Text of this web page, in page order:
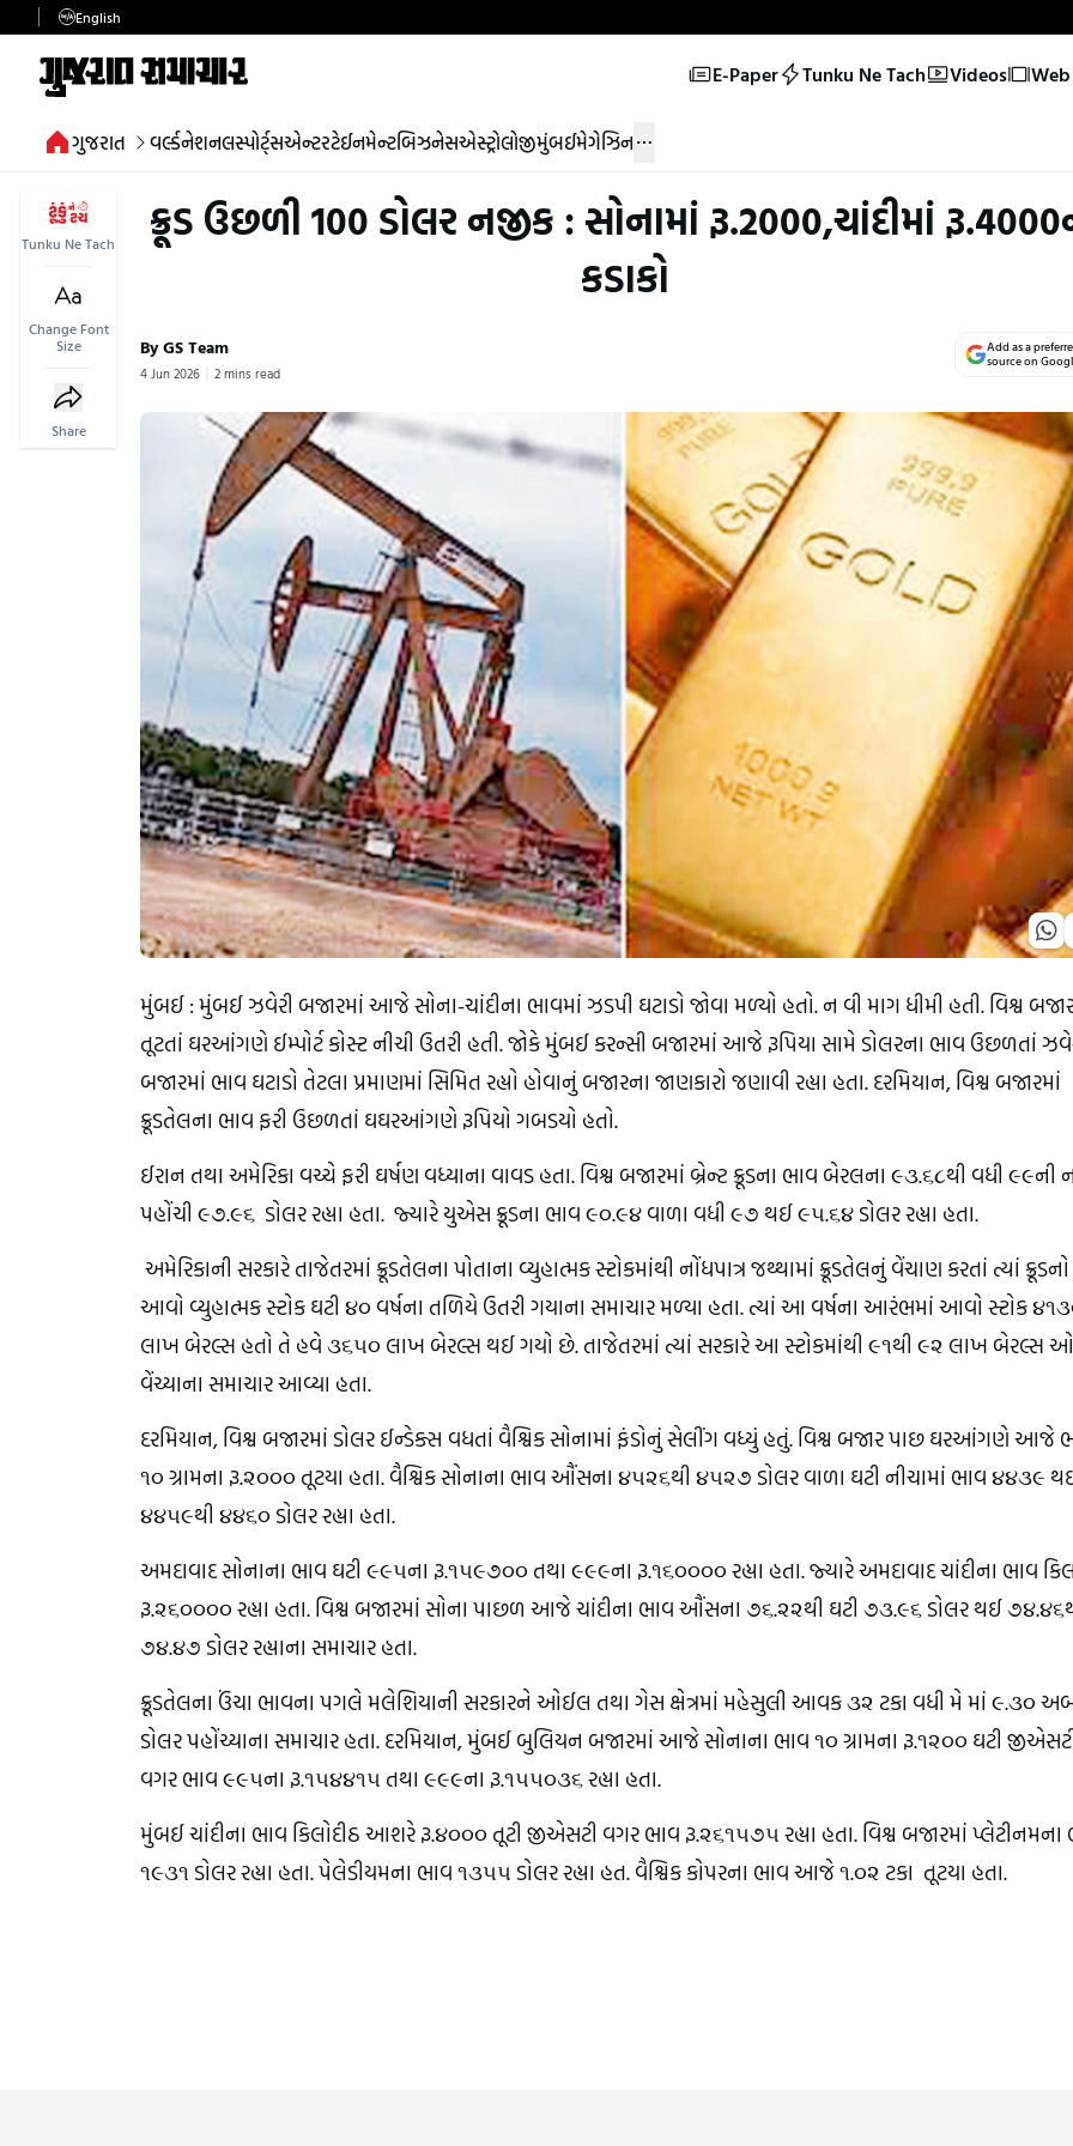
English
E-Paper Tunku Ne Tach Videos
ગુજરાત વર્લ્ડનેશનલસ્પોર્ટ્સએન્ટરટેઈનમેન્ટબિઝનેસએસ્ટ્રોલોજીમુંબઈમેગેઝિન
Tunku Ne Tach
Change Font
Size
Share
ક્રૂડ ઉછળી 100 ડોલર નજીક : સોનામાં રૂ.2000,ચાંદીમાં
કડાકો
By GS Team
4 Jun 2026 2 mins read
Add as a
source on
મુંબઈ : મુંબઈ ઝવેરી બજારમાં આજે સોના-ચાંદીના ભાવમાં ઝડપી ઘટાડો જોવા મળ્યો હતો. ન વી માગ ધીમી હતી. વિશ્વ
તૂટતાં ઘરઆંગણે ઈમ્પોર્ટ કોસ્ટ નીચી ઉતરી હતી. જોકે મુંબઈ કરન્સી બજારમાં આજે રૂપિયા સામે ડોલરના ભાવ ઉછળતાં
બજારમાં ભાવ ઘટાડો તેટલા પ્રમાણમાં સિમિત રહ્યો હોવાનું બજારના જાણકારો જણાવી રહ્યા હતા. દરમિયાન, વિશ્વ બજારમાં
ક્રૂડતેલના ભાવ ફરી ઉછળતાં ઘઘરઆંગણે રૂપિયો ગબડયો હતો.
ઈરાન તથા અમેરિકા વચ્ચે ફરી ઘર્ષણ વધ્યાના વાવડ હતા. વિશ્વ બજારમાં બ્રેન્ટ ક્રૂડના ભાવ બેરલના ૯૩.૬૮થી વધી ૯૯ની
પહોંચી ૯૭.૯૬ ડોલર રહ્યા હતા. જ્યારે યુએસ ક્રૂડના ભાવ ૯૦.૯૪ વાળા વધી ૯૭ થઈ ૯૫.૬૪ ડોલર રહ્યા હતા.
અમેરિકાની સરકારે તાજેતરમાં ક્રૂડતેલના પોતાના વ્યુહાત્મક સ્ટોકમાંથી નોંધપાત્ર જથ્થામાં ક્રૂડતેલનું વેંચાણ કરતાં ત્યાં ક્રૂડનો
આવો વ્યુહાત્મક સ્ટોક ઘટી ૪૦ વર્ષના તળિયે ઉતરી ગયાના સમાચાર મળ્યા હતા. ત્યાં આ વર્ષના આરંભમાં આવો સ્ટોક
લાખ બેરલ્સ હતો તે હવે ૩૬૫૦ લાખ બેરલ્સ થઈ ગયો છે. તાજેતરમાં ત્યાં સરકારે આ સ્ટોકમાંથી ૯૧થી ૯૨ લાખ બેરલ્સ
વેંચ્યાના સમાચાર આવ્યા હતા.
દરમિયાન, વિશ્વ બજારમાં ડોલર ઈન્ડેક્સ વધતાં વૈશ્વિક સોનામાં ફંડોનું સેલીંગ વધ્યું હતું. વિશ્વ બજાર પાછ ઘરઆંગણે આજે
૧૦ ગ્રામના રૂ.૨૦૦૦ તૂટયા હતા. વૈશ્વિક સોનાના ભાવ ઔંસના ૪૫૨૬થી ૪૫૨૭ ડોલર વાળા ઘટી નીચામાં ભાવ ૪૪૩૯
૪૪૫૯થી ૪૪૬૦ ડોલર રહ્યા હતા.
અમદાવાદ સોનાના ભાવ ઘટી ૯૯૫ના રૂ.૧૫૯૭૦૦ તથા ૯૯૯ના રૂ.૧૬૦૦૦૦ રહ્યા હતા. જ્યારે અમદાવાદ ચાંદીના ભાવ
રૂ.૨૬૦૦૦૦ રહ્યા હતા. વિશ્વ બજારમાં સોના પાછળ આજે ચાંદીના ભાવ ઔંસના ૭૬.૨૨થી ઘટી ૭૩.૯૬ ડોલર થઈ
૭૪.૪૭ ડોલર રહ્યાના સમાચાર હતા.
ક્રૂડતેલના ઉંચા ભાવના પગલે મલેશિયાની સરકારને ઓઈલ તથા ગેસ ક્ષેત્રમાં મહેસુલી આવક ૩૨ ટકા વધી મે માં ૯.૩૦
ડોલર પહોંચ્યાના સમાચાર હતા. દરમિયાન, મુંબઈ બુલિયન બજારમાં આજે સોનાના ભાવ ૧૦ ગ્રામના રૂ.૧૨૦૦ ઘટી
વગર ભાવ ૯૯૫ના રૂ.૧૫૪૪૧૫ તથા ૯૯૯ના રૂ.૧૫૫૦૩૬ રહ્યા હતા.
મુંબઈ ચાંદીના ભાવ કિલોદીઠ આશરે રૂ.૪૦૦૦ તૂટી જીએસટી વગર ભાવ રૂ.૨૬૧૫૭૫ રહ્યા હતા. વિશ્વ બજારમાં પ્લેટીનમના
૧૯૩૧ ડોલર રહ્યા હતા. પેલેડીયમના ભાવ ૧૩૫૫ ડોલર રહ્યા હત. વૈશ્વિક કોપરના ભાવ આજે ૧.૦૨ ટકા તૂટયા હતા.